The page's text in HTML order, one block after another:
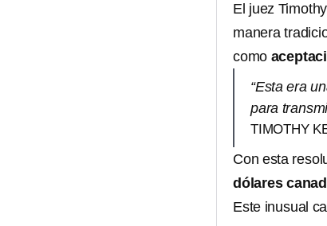
El juez
manera
como
“Esta era
para
TIMOTHY
Con esta
dólares
Este inusual